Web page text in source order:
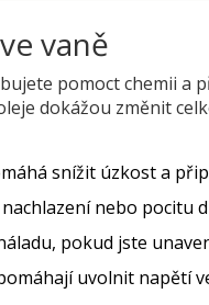
vaně
pomoct chemii a
dokážou změnit
snížit úzkost a
nebo pocitu
pokud jste
uvolnit napětí